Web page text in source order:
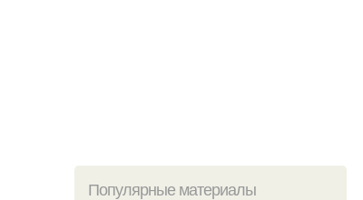
Популярные материалы